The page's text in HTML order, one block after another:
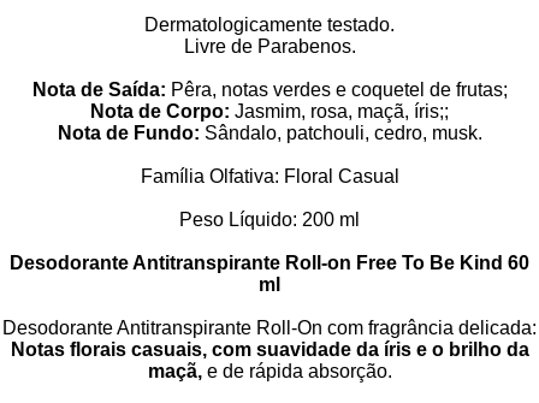
Dermatologicamente testado.
Livre de Parabenos.
Nota de Saída: Pêra, notas verdes e coquetel de frutas;
Nota de Corpo: Jasmim, rosa, maçã, íris;;
Nota de Fundo: Sândalo, patchouli, cedro, musk.
Família Olfativa: Floral Casual
Peso Líquido: 200 ml
Desodorante Antitranspirante Roll-on Free To Be Kind 60
ml
Desodorante Antitranspirante Roll-On com fragrância delicada:
Notas florais casuais, com suavidade da íris e o brilho da
maçã,e de rápida absorção.